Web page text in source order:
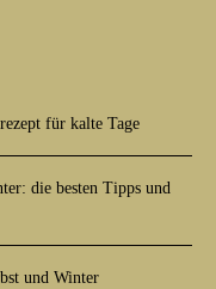
für kalte Tage
die besten Tipps und
und Winter